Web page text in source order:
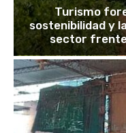
Turismo
sostenibilidad y
sector frente